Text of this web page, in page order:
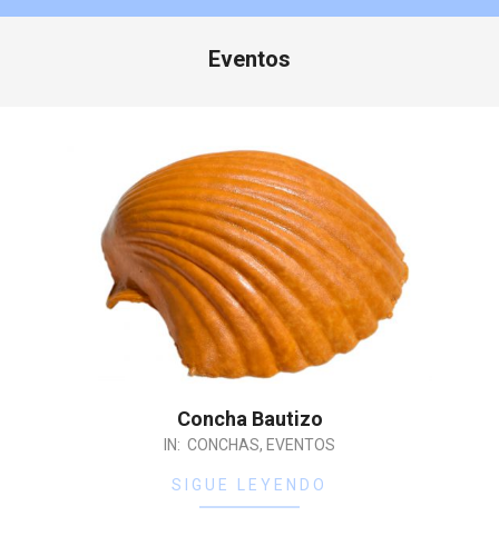
Eventos
Concha Bautizo
IN: CONCHAS, EVENTOS
SIGUE LEYENDO